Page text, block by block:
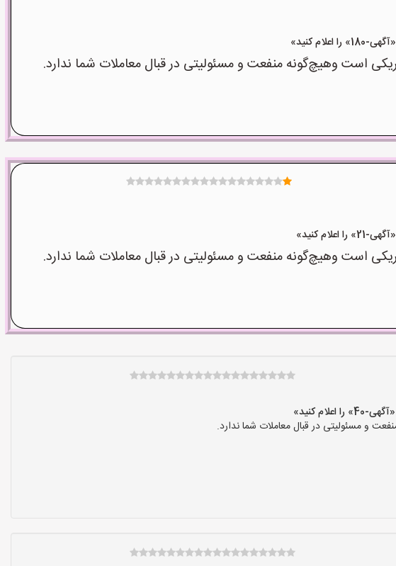
کنید»
است وهیچ‌گونه منفعت و مسئولیتی در قبال معاملات شما ندارد.
کنید»
است وهیچ‌گونه منفعت و مسئولیتی در قبال معاملات شما ندارد.
کنید»
و مسئولیتی در قبال معاملات شما ندارد.